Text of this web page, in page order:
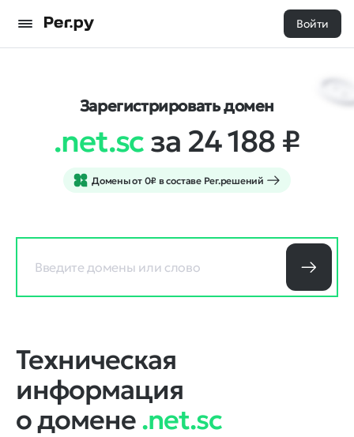
Войти
Зарегистрировать домен
.net.scза 24 188 ₽
Домены от 0₽ в составе Рег.решений
Техническая
информация
о домене.net.sc